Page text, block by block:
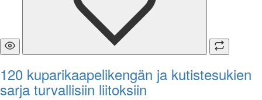
120 kuparikaapelikengän ja kutistesukien
sarja turvallisiin liitoksiin